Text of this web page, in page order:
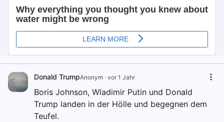
Donald TrumpAnonym · vor 1 Jahr
Boris Johnson, Wladimir Putin und Donald
Trump landen in der Hölle und begegnen dem
Teufel.